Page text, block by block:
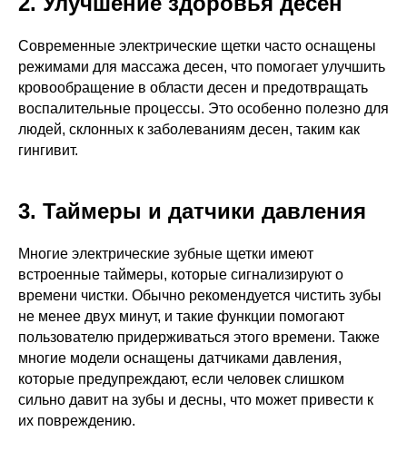
Современные электрические щетки часто оснащены
режимами для массажа десен, что помогает улучшить
кровообращение в области десен и предотвращать
воспалительные процессы. Это особенно полезно для
людей, склонных к заболеваниям десен, таким как
гингивит.
3. Таймеры и датчики давления
Многие электрические зубные щетки имеют
встроенные таймеры, которые сигнализируют о
времени чистки. Обычно рекомендуется чистить зубы
не менее двух минут, и такие функции помогают
пользователю придерживаться этого времени. Также
многие модели оснащены датчиками давления,
которые предупреждают, если человек слишком
сильно давит на зубы и десны, что может привести к
их повреждению.